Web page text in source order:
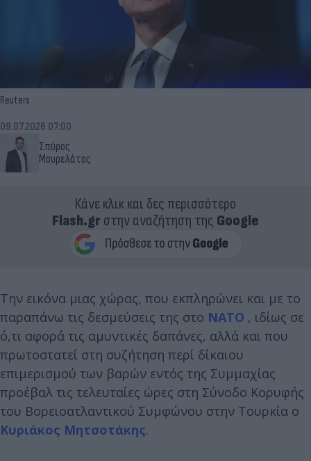
Reuters
Σπύρος
Μουρελάτος
09.07.2026 07:00
Κάνε κλικ και δες περισσότερο
Flash.grστην αναζήτηση της Google
Την εικόνα μιας χώρας, που εκπληρώνει και με το
παραπάνω τις δεσμεύσεις της στο ΝΑΤΟ , ιδίως σε
ό,τι αφορά τις αμυντικές δαπάνες, αλλά και που
πρωτοστατεί στη συζήτηση περί δίκαιου
επιμερισμού των βαρών εντός της Συμμαχίας
προέβαλ τις τελευταίες ώρες στη Σύνοδο Κορυφής
του Βορειοατλαντικού Συμφώνου στην Τουρκία ο
Κυριάκος Μητσοτάκης.